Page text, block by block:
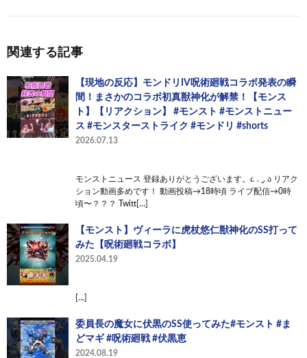
関連する記事
【現地の反応】モンドリIV呪術廻戦コラボ発表の瞬
間！まさかのコラボ初真獣神化が解禁！【モンス
ト】【リアクション】 #モンスト #モンストニュー
ス #モンスターストライク #モンドリ #shorts
2026.07.13
モンストニュース 登録ありがとうございます。૮ . ̫ . ა リアク
ション動画多めです！ 動画投稿→18時頃 ライブ配信→0時
頃〜？？？ Twitt[…]
【モンスト】ヴィーラに虎杖悠仁獣神化のSS打って
みた【呪術廻戦コラボ】
2025.04.19
[…]
委員長の魔女に伏黒のSS使ってみた#モンスト #ま
どマギ #呪術廻戦 #伏黒恵
2024.08.19